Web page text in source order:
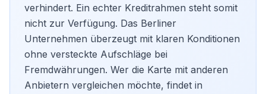
verhindert. Ein echter Kreditrahmen steht somit
nicht zur Verfügung. Das Berliner
Unternehmen überzeugt mit klaren Konditionen
ohne versteckte Aufschläge bei
Fremdwährungen. Wer die Karte mit anderen
Anbietern vergleichen möchte, findet in